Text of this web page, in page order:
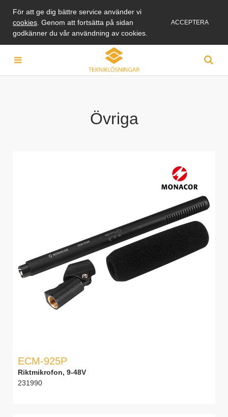
För att ge dig bättre service använder vi
cookies . Genom att fortsätta på sidan
godkänner du vår användning av cookies.
ACCEPTERA
Övriga
ECM-925P
Riktmikrofon, 9-48V
231990